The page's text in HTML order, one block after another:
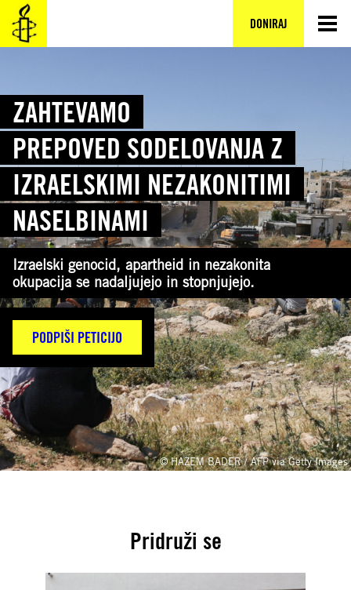
DONIRAJ
Preskoči
na
vsebino
ZAHTEVAMO
PREPOVED SODELOVANJA Z
IZRAELSKIMI NEZAKONITIMI
NASELBINAMI
Izraelski genocid, apartheid in nezakonita
okupacija se nadaljujejo in stopnjujejo.
PODPIŠI PETICIJO
© HAZEM BADER / AFP via Getty Images
Pridruži se